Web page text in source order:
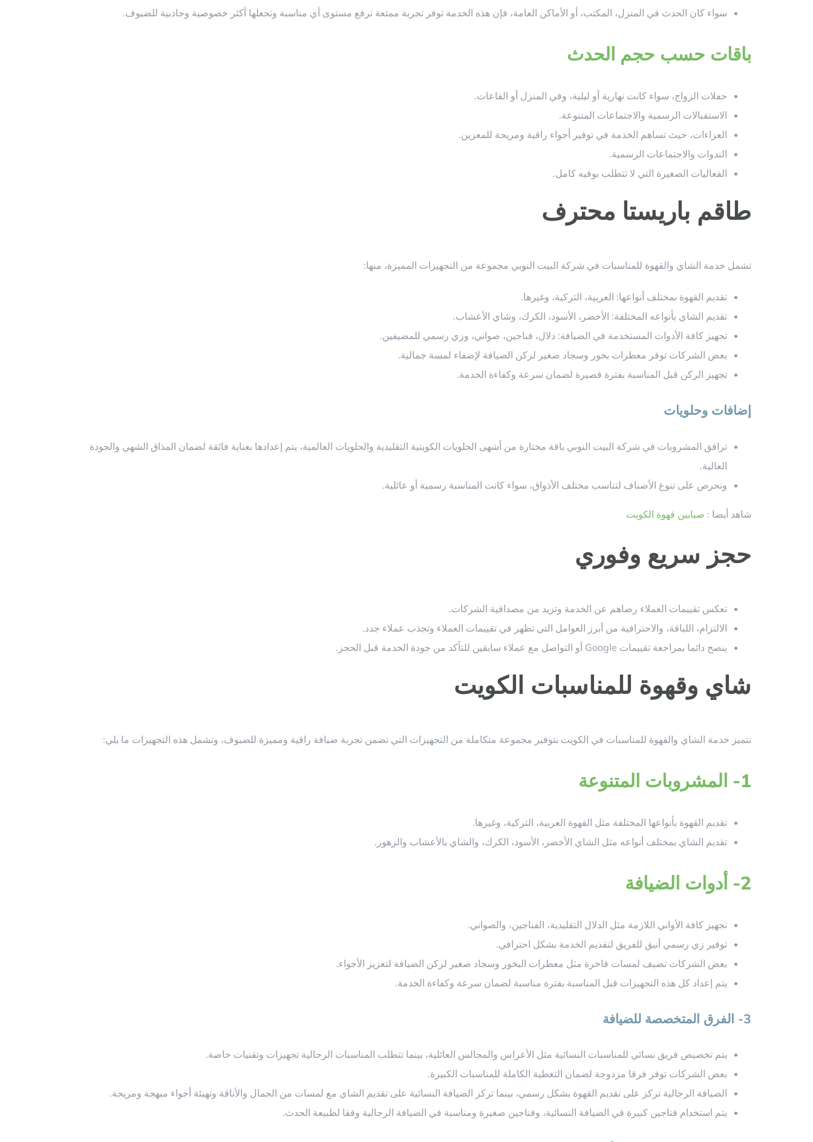
سواء كان الحدث في المنزل، المكتب، أو الأماكن العامة، فإن هذه الخدمة توفر تجربة ممتعة ترفع مستوى أي مناسبة وتجعلها أكثر خصوصية وجاذبية للضيوف.
باقات حسب حجم الحدث
حفلات الزواج، سواء كانت نهارية أو ليلية، وفي المنزل أو القاعات.
الاستقبالات الرسمية والاجتماعات المتنوعة.
العزاءات، حيث تساهم الخدمة في توفير أجواء راقية ومريحة للمعزين.
الندوات والاجتماعات الرسمية.
الفعاليات الصغيرة التي لا تتطلب بوفيه كامل.
طاقم باريستا محترف
تشمل خدمة الشاي والقهوة للمناسبات في شركة البيت النوبي مجموعة من التجهيزات المميزة، منها:
تقديم القهوة بمختلف أنواعها: العربية، التركية، وغيرها.
تقديم الشاي بأنواعه المختلفة: الأخضر، الأسود، الكرك، وشاي الأعشاب.
تجهيز كافة الأدوات المستخدمة في الضيافة: دلال، فناجين، صواني، وزي رسمي للمضيفين.
بعض الشركات توفر معطرات بخور وسجاد صغير لركن الضيافة لإضفاء لمسة جمالية.
تجهيز الركن قبل المناسبة بفترة قصيرة لضمان سرعة وكفاءة الخدمة.
إضافات وحلويات
ترافق المشروبات في شركة البيت النوبي باقة مختارة من أشهى الحلويات الكويتية التقليدية والحلويات العالمية، يتم إعدادها بعناية فائقة لضمان المذاق الشهي والجودة
العالية.
ونحرص على تنوع الأصناف لتناسب مختلف الأذواق، سواء كانت المناسبة رسمية أو عائلية.
شاهد أيضا : صبابين قهوة الكويت
حجز سريع وفوري
تعكس تقييمات العملاء رضاهم عن الخدمة وتزيد من مصداقية الشركات.
الالتزام، اللباقة، والاحترافية من أبرز العوامل التي تظهر في تقييمات العملاء وتجذب عملاء جدد.
ينصح دائما بمراجعة تقييمات Google أو التواصل مع عملاء سابقين للتأكد من جودة الخدمة قبل الحجز.
شاي وقهوة للمناسبات الكويت
تتميز خدمة الشاي والقهوة للمناسبات في الكويت بتوفير مجموعة متكاملة من التجهيزات التي تضمن تجربة ضيافة راقية ومميزة للضيوف، وتشمل هذه التجهيزات ما يلي:
1- المشروبات المتنوعة
تقديم القهوة بأنواعها المختلفة مثل القهوة العربية، التركية، وغيرها.
تقديم الشاي بمختلف أنواعه مثل الشاي الأخضر، الأسود، الكرك، والشاي بالأعشاب والزهور.
2- أدوات الضيافة
تجهيز كافة الأواني اللازمة مثل الدلال التقليدية، الفناجين، والصواني.
توفير زي رسمي أنيق للفريق لتقديم الخدمة بشكل احترافي.
بعض الشركات تضيف لمسات فاخرة مثل معطرات البخور وسجاد صغير لركن الضيافة لتعزيز الأجواء.
يتم إعداد كل هذه التجهيزات قبل المناسبة بفترة مناسبة لضمان سرعة وكفاءة الخدمة.
3- الفرق المتخصصة للضيافة
يتم تخصيص فريق نسائي للمناسبات النسائية مثل الأعراس والمجالس العائلية، بينما تتطلب المناسبات الرجالية تجهيزات وتقنيات خاصة.
بعض الشركات توفر فرقا مزدوجة لضمان التغطية الكاملة للمناسبات الكبيرة.
الضيافة الرجالية تركز على تقديم القهوة بشكل رسمي، بينما تركز الضيافة النسائية على تقديم الشاي مع لمسات من الجمال والأناقة وتهيئة أجواء مبهجة ومريحة.
يتم استخدام فناجين كبيرة في الضيافة النسائية، وفناجين صغيرة ومناسبة في الضيافة الرجالية وفقا لطبيعة الحدث.